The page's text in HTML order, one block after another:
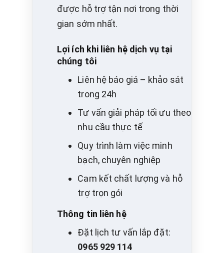
được hỗ trợ tận nơi trong thời
gian sớm nhất.
Lợi ích khi liên hệ dịch vụ tại
chúng tôi
Liên hệ báo giá – khảo sát
trong 24h
Tư vấn giải pháp tối ưu theo
nhu cầu thực tế
Quy trình làm việc minh
bạch, chuyên nghiệp
Cam kết chất lượng và hỗ
trợ trọn gói
Thông tin liên hệ
Đặt lịch tư vấn lắp đặt:
0965 929 114